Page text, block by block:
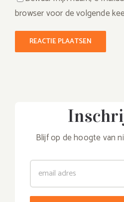
browser voor de volgende
Blijf op de hoogte van